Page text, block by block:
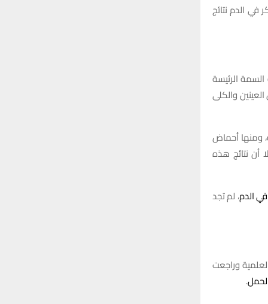
على مستويات السكر في الدم نتائج
الرئيسة
والكلى
ومنها أحماض
أن نتائج هذه
الدم، لم تجد
ريبورتس” العلمية وراجعت
.